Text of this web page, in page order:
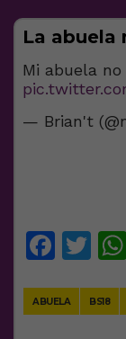
La abuela
Mi abuela
— Brian't
ABUELA BS18